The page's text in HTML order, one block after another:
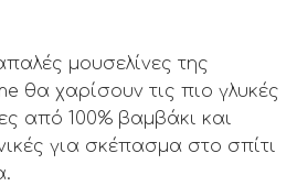
μουσελίνες της
θα χαρίσουν τις πιο γλυκές
από 100% βαμβάκι και
για σκέπασμα στο σπίτι